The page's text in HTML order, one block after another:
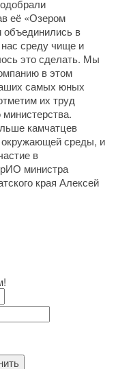
её «Озером
в
среду чище и
это сделать. Мы
в этом
самых юных
их труд
камчатцев
окружающей среды, и
в
министра
края Алексей